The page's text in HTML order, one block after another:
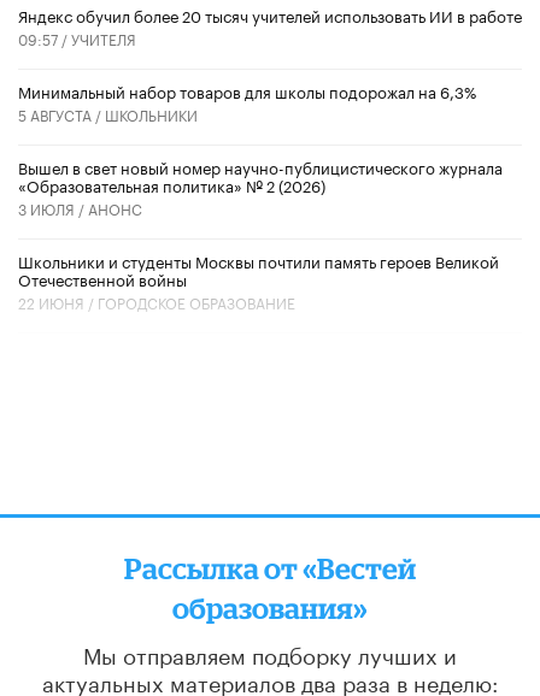
​Яндекс обучил более 20 тысяч учителей использовать ИИ в работе
09:57 /УЧИТЕЛЯ
Минимальный набор товаров для школы подорожал на 6,3%
5 АВГУСТА / ШКОЛЬНИКИ
Вышел в свет новый номер научно-публицистического журнала
«Образовательная политика» № 2 (2026)
3 ИЮЛЯ / АНОНС
Школьники и студенты Москвы почтили память героев Великой
Отечественной войны
22 ИЮНЯ / ГОРОДСКОЕ ОБРАЗОВАНИЕ
Рассылка от «Вестей
образования»
Мы отправляем подборку лучших и
актуальных материалов два раза в неделю: